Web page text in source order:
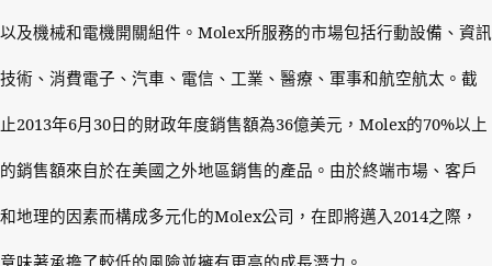
以及機械和電機開關組件。 Molex所服務的市場包括行動設備、資訊
技術、消費電子、汽車、電信、工業、醫療、軍事和航空航太。截
止2013年6月 30日的財政年度銷售額為36億美元， Molex的70%以上
的銷售額來自於在美國之外地區銷售的產品。由於終端市場、客戶
和地理的因素而構成多元化的Molex公司，在即將邁入2014之際，
意味著承擔了較低的風險並擁有更高的成長潛力。